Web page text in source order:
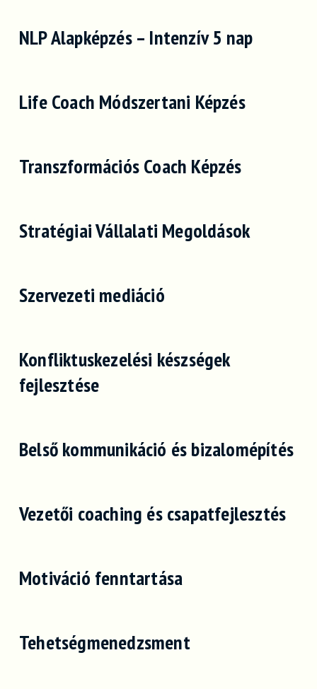
NLP Alapképzés – Intenzív 5 nap
Life Coach Módszertani Képzés
Transzformációs Coach Képzés
Stratégiai Vállalati Megoldások
Szervezeti mediáció
Konfliktuskezelési készségek
fejlesztése
Belső kommunikáció és bizalomépítés
Vezetői coaching és csapatfejlesztés
Motiváció fenntartása
Tehetségmenedzsment